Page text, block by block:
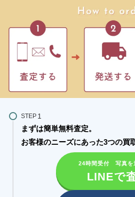
STEP
まずは簡単無料査定。
お客様のニーズにあった3つの買
24時間受付 写真を
LINEで